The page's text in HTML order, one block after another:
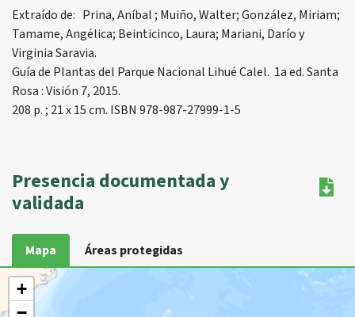
Extraído de: Prina, Aníbal ; Muiño, Walter; González, Miriam;
Tamame, Angélica; Beinticinco, Laura; Mariani, Darío y
Virginia Saravia.
Guía de Plantas del Parque Nacional Lihué Calel. 1a ed. Santa
Rosa : Visión 7, 2015.
208 p. ; 21 x 15 cm. ISBN 978-987-27999-1-5
Presencia documentada y
validada
Mapa Áreas protegidas
+
−